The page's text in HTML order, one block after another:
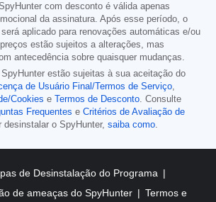
com desconto é válida apenas
da assinatura. Após esse período, o
aplicado para renovações automáticas e/ou
estão sujeitos a alterações, mas
antecedência sobre quaisquer mudanças.
SpyHunter estão sujeitas à sua aceitação do
de Usuário Final/Termos de Serviço,
Cookies e Termos de Desconto. Consulte
Frequentes e Critérios de Avaliação de
desinstalar o SpyHunter, saiba como.
de Desinstalação do Programa
de ameaças do SpyHunter
Termos e